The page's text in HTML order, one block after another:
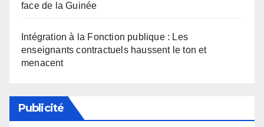
face de la Guinée
Intégration à la Fonction publique : Les
enseignants contractuels haussent le ton et
menacent
Publicité